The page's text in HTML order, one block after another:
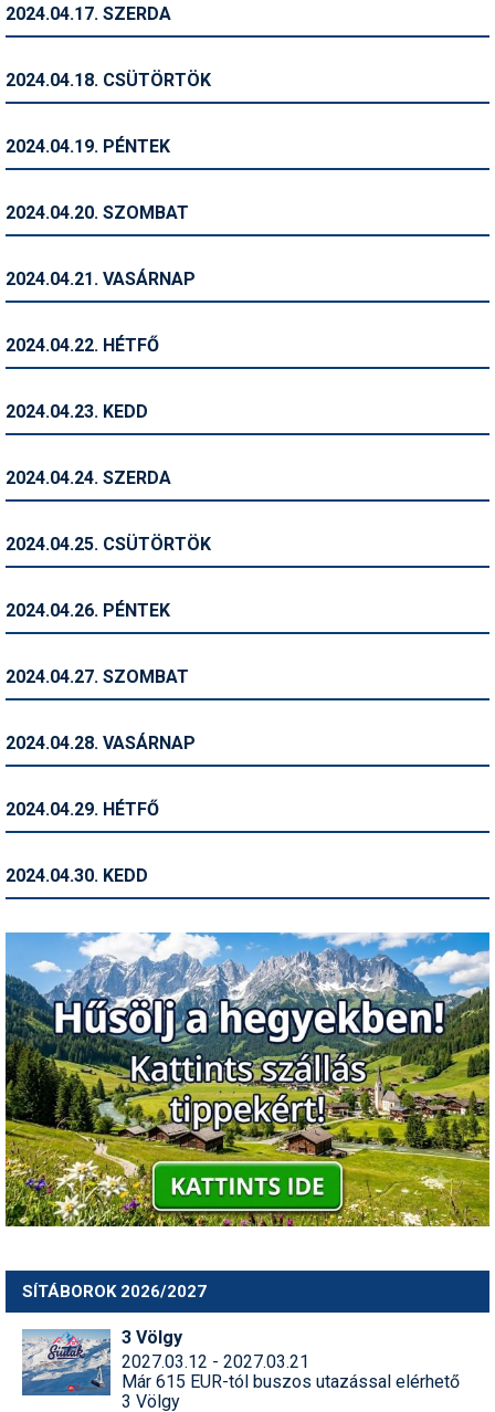
Sítechnika
Snowboard
Snowboardfelszerelés
Szakértők
Szánkó
Telemark
Téli sportok
Történelem
Túrasí
Utazási tippek
Védőfelszerelés
2024.04.17. SZERDA
2024.04.18. CSÜTÖRTÖK
2024.04.19. PÉNTEK
2024.04.20. SZOMBAT
2024.04.21. VASÁRNAP
2024.04.22. HÉTFŐ
2024.04.23. KEDD
2024.04.24. SZERDA
2024.04.25. CSÜTÖRTÖK
2024.04.26. PÉNTEK
2024.04.27. SZOMBAT
2024.04.28. VASÁRNAP
2024.04.29. HÉTFŐ
2024.04.30. KEDD
SÍTÁBOROK 2026/2027
3 Völgy
2027.03.12 - 2027.03.21
Már 615 EUR-tól buszos utazással elérhető
3 Völgy